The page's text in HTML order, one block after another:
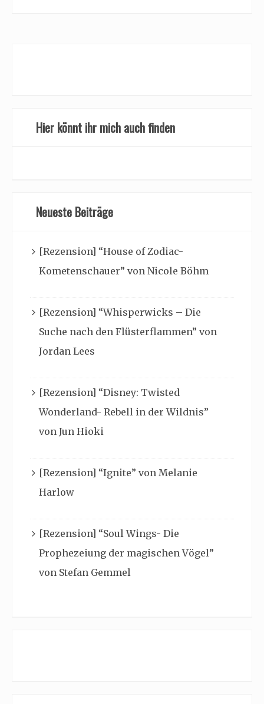
Hier könnt ihr mich auch finden
Neueste Beiträge
[Rezension] “House of Zodiac-
Kometenschauer” von Nicole Böhm
[Rezension] “Whisperwicks – Die
Suche nach den Flüsterflammen” von
Jordan Lees
[Rezension] “Disney: Twisted
Wonderland- Rebell in der Wildnis”
von Jun Hioki
[Rezension] “Ignite” von Melanie
Harlow
[Rezension] “Soul Wings- Die
Prophezeiung der magischen Vögel”
von Stefan Gemmel